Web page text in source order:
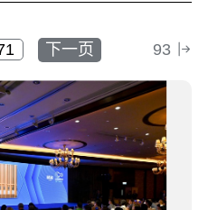
下一页 93